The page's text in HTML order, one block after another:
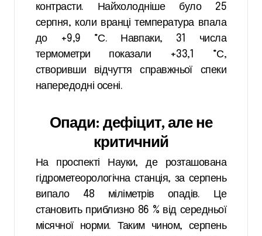
контрасти. Найхолодніше було 25
серпня, коли вранці температура впала
до +9,9 °С. Навпаки, 31 числа
термометри показали +33,1 °С,
створивши відчуття справжньої спеки
напередодні осені.
Опади: дефіцит, але не
критичний
На проспекті Науки, де розташована
гідрометеорологічна станція, за серпень
випало 48 міліметрів опадів. Це
становить приблизно 86 % від середньої
місячної норми. Таким чином, серпень